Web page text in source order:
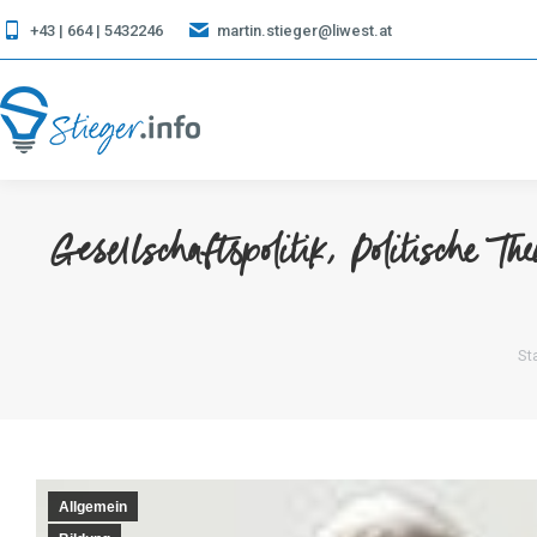
+43 | 664 | 5432246 martin.stieger@liwest.at
Gesellschaftspolitik, Politische
Allgemein